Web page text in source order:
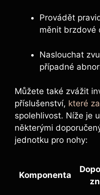
Provádět
měnit brzdové
Naslouchat
případné
Můžete také zvážit
příslušenství, které
spolehlivost. Níže je
některými
jednotku pro nohy:
Komponenta